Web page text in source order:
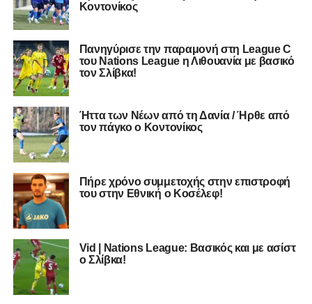
Κοντονίκος
Πανηγύρισε την παραμονή στη League C
του Nations League η Λιθουανία με βασικό
τον Σλίβκα!
Ήττα των Νέων από τη Δανία / Ήρθε από
τον πάγκο ο Κοντονίκος
Πήρε χρόνο συμμετοχής στην επιστροφή
του στην Εθνική ο Κοσέλεφ!
Vid | Nations League: Βασικός και με ασίστ
ο Σλίβκα!